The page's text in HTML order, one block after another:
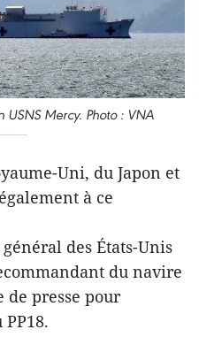
Mercy. Photo : VNA
Uni, du Japon et
à ce
des États-Unis
du navire
de presse pour